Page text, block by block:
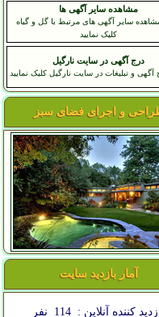
مشاهده سایر آگهی ها
سایر آگهی های مرتبط با گل و گیاه
کلیک نمایید
درج آگهی در سایت نارگیل
آگهی و تبلیغات در سایت نارگیل کلیک نمایید
و اجرای فضای سبز
آمار بازدید سایت
کننده آنلاین : 114 نفر